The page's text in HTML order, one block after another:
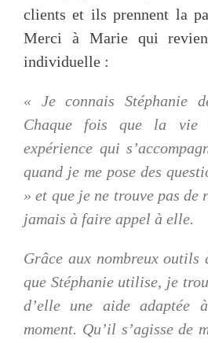
clients et ils prennent la
Merci à Marie qui
individuelle :
« Je connais Stéphanie
Chaque fois que la vie
expérience qui
quand je me pose des
» et que je ne trouve pas de
jamais à faire appel à elle.
Grâce aux nombreux outils
que Stéphanie utilise, je
d’elle une aide adaptée
moment. Qu’il s’agisse de